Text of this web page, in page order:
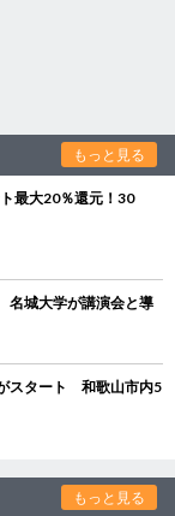
もっと見る
最大20％還元！30
名城大学が講演会と導
スタート 和歌山市内5
もっと見る